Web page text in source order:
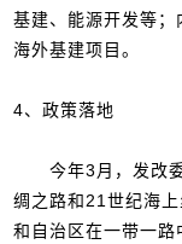
基建、能源开发等
海外基建项目。
4、政策落地
今年3月，发改委
绸之路和21世纪海
和自治区在一带一